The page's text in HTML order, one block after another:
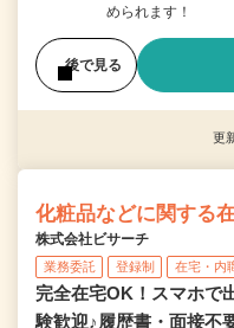
められます！
後で見る
更
化粧品などに関する
株式会社ビサーチ
業務委託 登録制 在宅・内
完全在宅OK！スマホで
験歓迎♪履歴書・面接不